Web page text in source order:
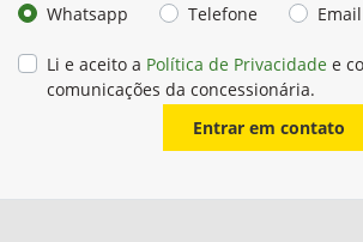
Whatsapp
Telefone Email
Li e aceito a Política de Privacidade e
comunicações da concessionária.
Entrar em contato